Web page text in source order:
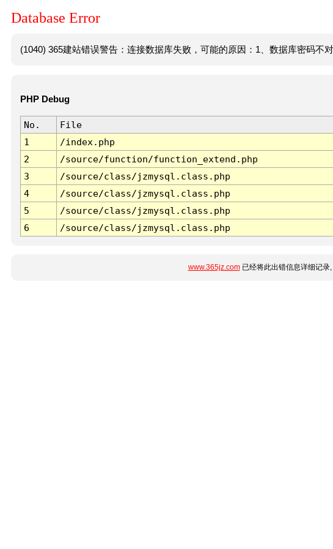
Database Error
(1040) 365建站错误警告：连接数据库失败，可能的原因：1、数据库密码不
PHP Debug
No. File
1
/index.php
2
/source/function/function_extend.php
3
/source/class/jzmysql.class.php
4
/source/class/jzmysql.class.php
5
/source/class/jzmysql.class.php
6
/source/class/jzmysql.class.php
www.365jz.com已经将此出错信息详细记录